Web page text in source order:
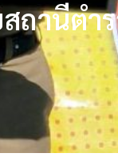
ถานีตำ